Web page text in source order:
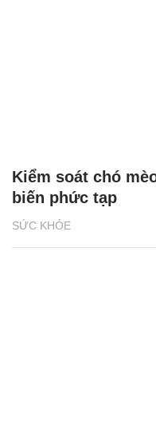
SỨC KHỎE
Kiểm soát chó
biến phức tạp